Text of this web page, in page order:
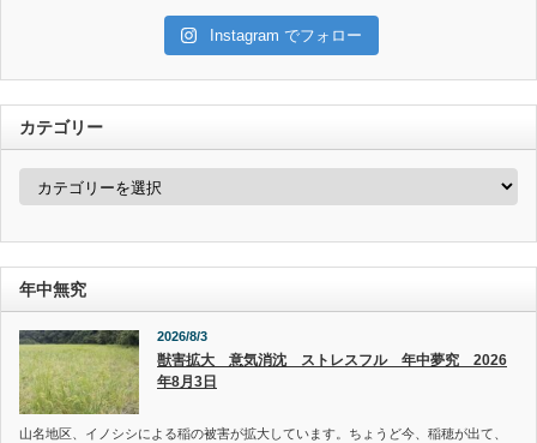
Instagram でフォロー
カテゴリー
カ
ー
年中無究
2026/8/3
獣害拡大 意気消沈 ストレスフル 年中夢究 2026
年8月3日
山名地区、イノシシによる稲の被害が拡大しています。ちょうど今、稲穂が出て、